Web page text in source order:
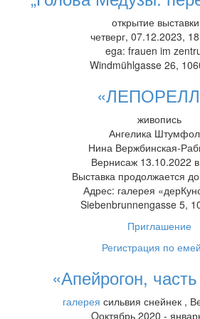
открытие
четверг, 07.12.2023,
ega: frauen im
Windmühlgasse 26,
живопись
Ангелика
Нина Вержбинская-
Вернисаж 13.10.2022
Выставка продолжается
Адрес: галерея
Siebenbrunnengasse 5,
Приглашение
Регистрация по
«Апейрогон,
галерея сильвия снейнек ,
Oоктябрь 2020 -